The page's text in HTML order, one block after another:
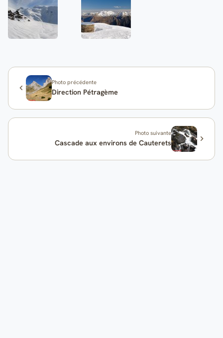
Photo précédente
Direction Pétragème
Photo suivante
Cascade aux environs de Cauterets